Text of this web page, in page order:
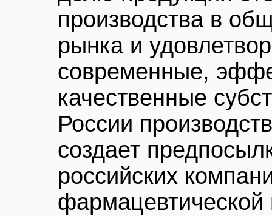
производства в
рынка и
современные,
качественные
России
создает
российских